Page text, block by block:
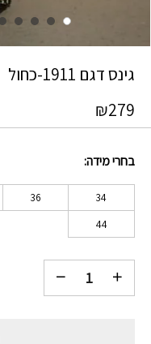
גינס דגם 1911-כחול
₪279
בחרי מידה
34
36
44